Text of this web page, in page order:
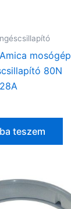
mosógép
80N
teszem